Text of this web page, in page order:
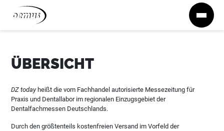
Zum Inhalt springen
ÜBERSICHT
DZ todayheißt die vom Fachhandel autorisierte Messezeitung für
Praxis und Dentallabor im regionalen Einzugsgebiet der
Dentalfachmessen Deutschlands.
Durch den größtenteils kostenfreien Versand im Vorfeld der